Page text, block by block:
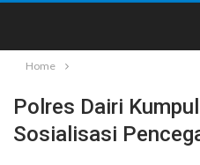
Home
Polres Dairi
Sosialisasi